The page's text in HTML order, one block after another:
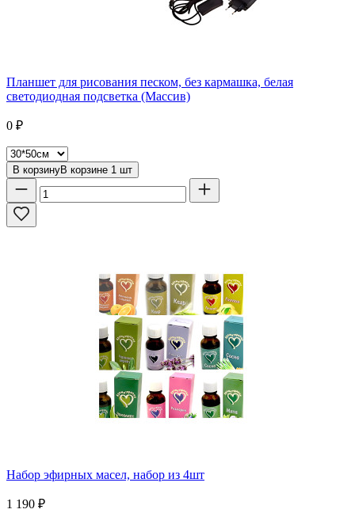
Планшет для рисования песком, без кармашка, белая
светодиодная подсветка (Массив)
0 ₽
В корзинуВ корзине 1 шт
Набор эфирных масел, набор из 4шт
1 190 ₽